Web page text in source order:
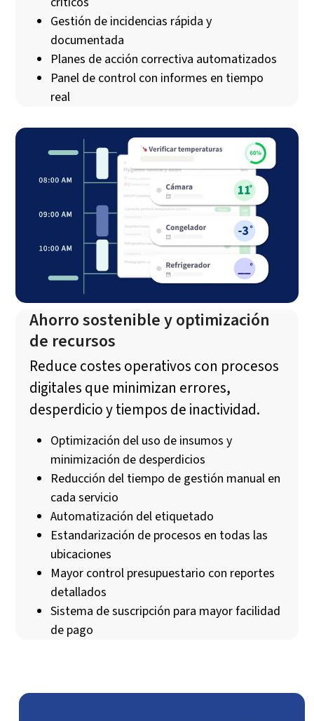
Gestión de incidencias rápida y
documentada
Planes de acción correctiva automatizados
Panel de control con informes en tiempo
real
Ahorro sostenible y optimización
de recursos
Reduce costes operativos con procesos
digitales que minimizan errores,
desperdicio y tiempos de inactividad.
Optimización del uso de insumos y
minimización de desperdicios
Reducción del tiempo de gestión manual en
cada servicio
Automatización del etiquetado
Estandarización de procesos en todas las
ubicaciones
Mayor control presupuestario con reportes
detallados
Sistema de suscripción para mayor facilidad
de pago